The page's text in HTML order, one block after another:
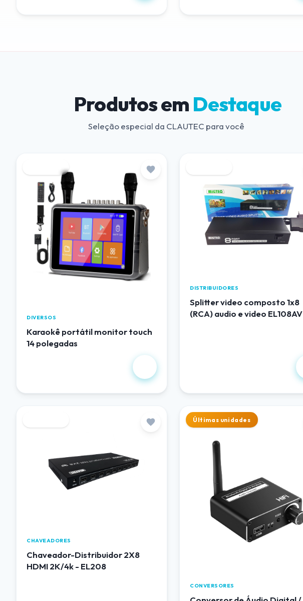
Produtos em Destaque
Seleção especial da CLAUTEC para você
DIVERSOS
Karaokê portátil monitor touch
14 polegadas
DISTRIBUIDORES
Splitter video composto 1x8
(RCA) audio e video EL108AV
CHAVEADORES
Chaveador-Distribuidor 2X8
HDMI 2K/4k - EL208
Últimas unidades
CONVERSORES